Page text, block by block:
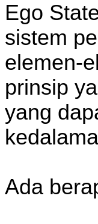
Ego
sistem
elemen-
prinsip
yang
Ada